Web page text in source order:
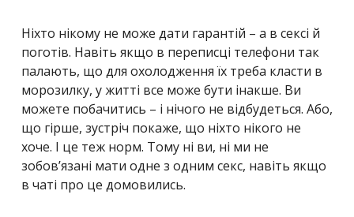
Ніхто нікому не може дати гарантій – а в сексі й
поготів. Навіть якщо в переписці телефони так
палають, що для охолодження їх треба класти в
морозилку, у житті все може бути інакше. Ви
можете побачитись – і нічого не відбудеться. Або,
що гірше, зустріч покаже, що ніхто нікого не
хоче. І це теж норм. Тому ні ви, ні ми не
зобов’язані мати одне з одним секс, навіть якщо
в чаті про це домовились.